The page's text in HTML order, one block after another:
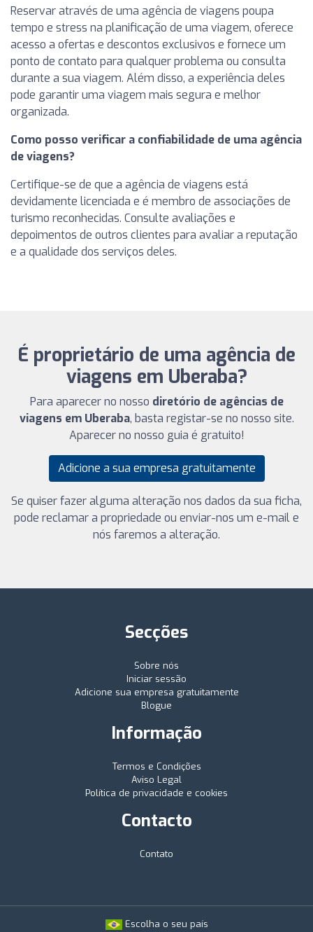
Reservar através de uma agência de viagens poupa
tempo e stress na planificação de uma viagem, oferece
acesso a ofertas e descontos exclusivos e fornece um
ponto de contato para qualquer problema ou consulta
durante a sua viagem. Além disso, a experiência deles
pode garantir uma viagem mais segura e melhor
organizada.
Como posso verificar a confiabilidade de uma agência
de viagens?
Certifique-se de que a agência de viagens está
devidamente licenciada e é membro de associações de
turismo reconhecidas. Consulte avaliações e
depoimentos de outros clientes para avaliar a reputação
e a qualidade dos serviços deles.
É proprietário de uma agência de
viagens em Uberaba?
Para aparecer no nosso diretório de agências de
viagens em Uberaba, basta registar-se no nosso site.
Aparecer no nosso guia é gratuito!
Adicione a sua empresa gratuitamente
Se quiser fazer alguma alteração nos dados da sua ficha,
pode reclamar a propriedade ou enviar-nos um e-mail e
nós faremos a alteração.
Secções
Sobre nós
Iniciar sessão
Adicione sua empresa gratuitamente
Blogue
Informação
Termos e Condições
Aviso Legal
Política de privacidade e cookies
Contacto
Contato
Escolha o seu país